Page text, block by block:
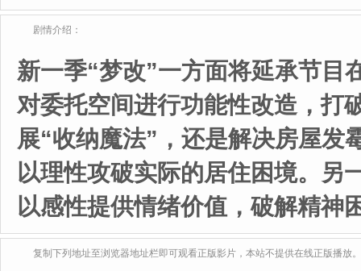
剧情介绍：
新一季“梦改”一方面将延承节目
对委托空间进行功能性改造，打
展“收纳魔法”，还是解决房屋发
以理性攻破实际的居住困境。另
以感性提供情绪价值，破解精神
复制下列地址至浏览器地址栏即可观看正版影片，本站不提供在线正版播放。